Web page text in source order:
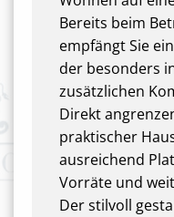
Bereits beim
empfängt Sie
der besonders
zusätzlichen
Direkt
praktischer
ausreichend
Vorräte und
Der stilvoll